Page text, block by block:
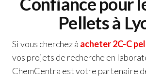
Pellets à
Si vous cherchez à acheter 2C-C
vos projets de recherche en
ChemCentra est votre partenaire